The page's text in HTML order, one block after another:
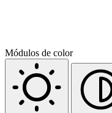
Módulos de color